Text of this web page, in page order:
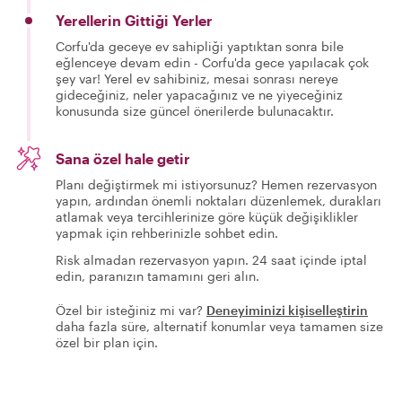
Yerellerin Gittiği Yerler
Corfu'da geceye ev sahipliği yaptıktan sonra bile
eğlenceye devam edin - Corfu'da gece yapılacak çok
şey var! Yerel ev sahibiniz, mesai sonrası nereye
gideceğiniz, neler yapacağınız ve ne yiyeceğiniz
konusunda size güncel önerilerde bulunacaktır.
Sana özel hale getir
Planı değiştirmek mi istiyorsunuz? Hemen rezervasyon
yapın, ardından önemli noktaları düzenlemek, durakları
atlamak veya tercihlerinize göre küçük değişiklikler
yapmak için rehberinizle sohbet edin.
Risk almadan rezervasyon yapın. 24 saat içinde iptal
edin, paranızın tamamını geri alın.
Özel bir isteğiniz mi var? Deneyiminizi kişiselleştirin
daha fazla süre, alternatif konumlar veya tamamen size
özel bir plan için.